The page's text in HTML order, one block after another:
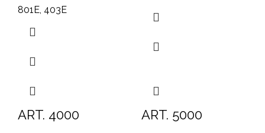
801E, 403E
ART. 4000 ART. 5000